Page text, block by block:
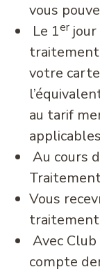
vous
Le 1er
traitement
votre
au tarif
Au cours
Vous
traitement
Avec
compte